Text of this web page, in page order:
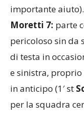
importante aiuto).
Moretti 7: parte
pericoloso sin da
di testa in
e sinistra,
in anticipo (1′ st
per la squadra